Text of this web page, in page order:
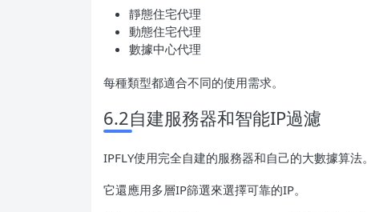
靜態住宅代理
動態住宅代理
數據中心代理
每種類型都適合不同的使用需求。
6.2自建服務器和智能IP過濾
IPFLY使用完全自建的服務器和自己的大數據算法。
它還應用多層IP篩選來選擇可靠的IP。